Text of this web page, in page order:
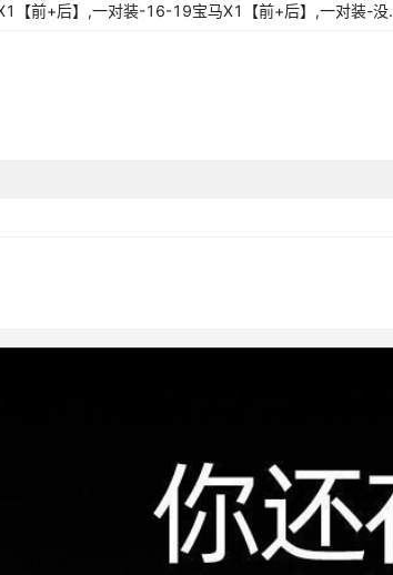
【前+后】,一对装-16-19宝马X1【前+后】,一对装-没